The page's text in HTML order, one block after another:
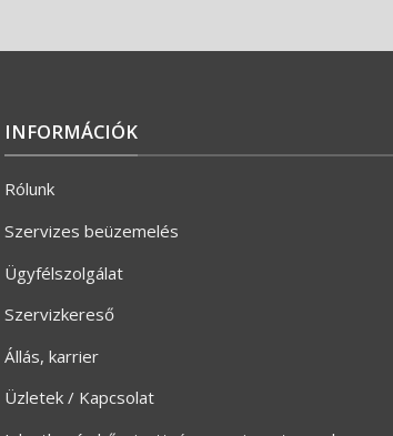
INFORMÁCIÓK
Rólunk
Szervizes beüzemelés
Ügyfélszolgálat
Szervizkereső
Állás, karrier
Üzletek / Kapcsolat